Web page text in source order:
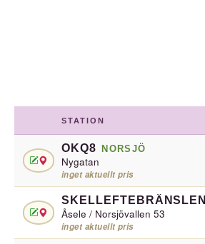
STATION
OKQ8 NORSJÖ
Nygatan
inget aktuellt pris
SKELLEFTEBRÄNSLEN
Åsele / Norsjövallen 53
inget aktuellt pris